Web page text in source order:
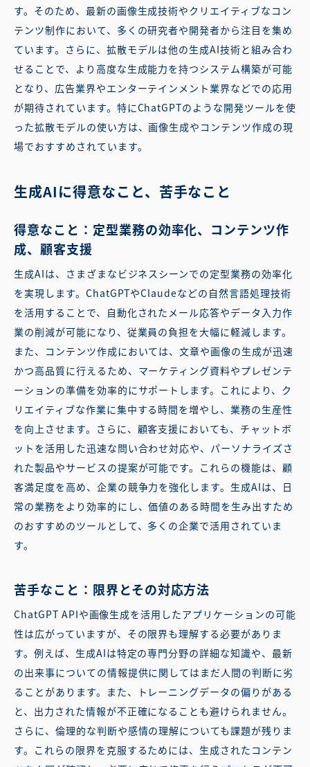
す。そのため、最新の画像生成技術やクリエイティブなコン
テンツ制作において、多くの研究者や開発者から注目を集め
ています。さらに、拡散モデルは他の生成AI技術と組み合わ
せることで、より高度な生成能力を持つシステム構築が可能
となり、広告業界やエンターテインメント業界などでの応用
が期待されています。特にChatGPTのような開発ツールを使
った拡散モデルの使い方は、画像生成やコンテンツ作成の現
場でおすすめされています。
生成AIに得意なこと、苦手なこと
得意なこと：定型業務の効率化、コンテンツ作
成、顧客支援
生成AIは、さまざまなビジネスシーンでの定型業務の効率化
を実現します。ChatGPTやClaudeなどの自然言語処理技術
を活用することで、自動化されたメール応答やデータ入力作
業の削減が可能になり、従業員の負担を大幅に軽減します。
また、コンテンツ作成においては、文章や画像の生成が迅速
かつ高品質に行えるため、マーケティング資料やプレゼンテ
ーションの準備を効率的にサポートします。これにより、ク
リエイティブな作業に集中する時間を増やし、業務の生産性
を向上させます。さらに、顧客支援においても、チャットボ
ットを活用した迅速な問い合わせ対応や、パーソナライズさ
れた製品やサービスの提案が可能です。これらの機能は、顧
客満足度を高め、企業の競争力を強化します。生成AIは、日
常の業務をより効率的にし、価値のある時間を生み出すため
のおすすめのツールとして、多くの企業で活用されていま
す。
苦手なこと：限界とその対応方法
ChatGPT APIや画像生成を活用したアプリケーションの可能
性は広がっていますが、その限界も理解する必要がありま
す。例えば、生成AIは特定の専門分野の詳細な知識や、最新
の出来事についての情報提供に関してはまだ人間の判断に劣
ることがあります。また、トレーニングデータの偏りがある
と、出力された情報が不正確になることも避けられません。
さらに、倫理的な判断や感情の理解についても課題が残りま
す。これらの限界を克服するためには、生成されたコンテン